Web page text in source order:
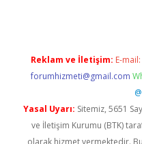
Reklam ve İletişim: E-mail:
forumhizmeti@gmail.com
Yasal Uyarı: Sitemiz, 5651
ve İletişim Kurumu (BTK)
olarak hizmet vermektedir.